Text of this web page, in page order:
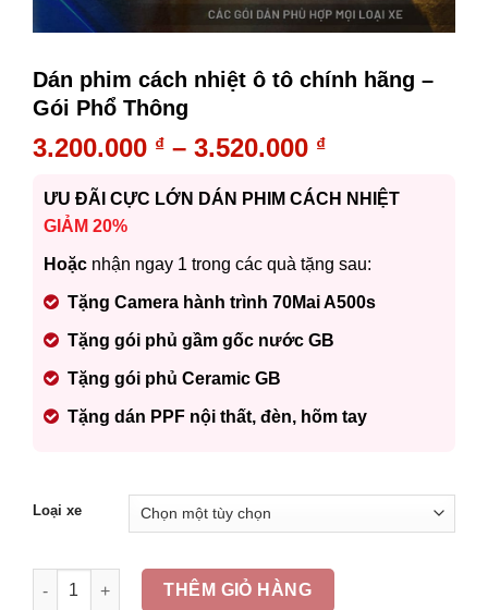
Dán phim cách nhiệt ô tô chính hãng –
Gói Phổ Thông
3.200.000 ₫ – 3.520.000 ₫
ƯU ĐÃI CỰC LỚN DÁN PHIM CÁCH NHIỆT
GIẢM 20%
Hoặc nhận ngay 1 trong các quà tặng sau:
Tặng Camera hành trình 70Mai A500s
Tặng gói phủ gầm gốc nước GB
Tặng gói phủ Ceramic GB
Tặng dán PPF nội thất, đèn, hõm tay
Loại xe
Dán phim cách nhiệt ô tô chính hãng - Gói Phổ Thông số
THÊM GIỎ HÀNG